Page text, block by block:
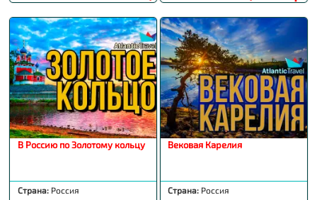
В Россию по Золотому кольцу
Страна: Россия
Вековая Карелия
Страна: Россия